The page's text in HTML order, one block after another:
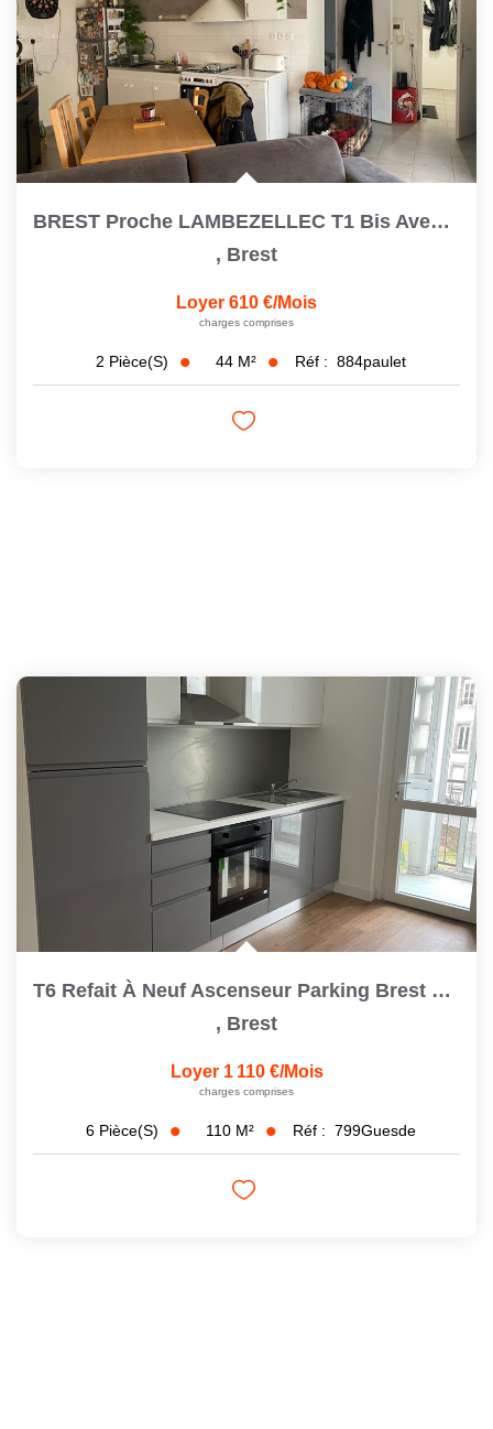
BREST Proche LAMBEZELLEC T1 Bis Avec Cour Privative
, Brest
Loyer 610 €/mois
charges comprises
2 Pièce(s) 44 M² Réf : 884paulet
T6 Refait À Neuf Ascenseur Parking Brest Saint Michel
, Brest
Loyer 1 110 €/mois
charges comprises
6 Pièce(s) 110 M² Réf : 799Guesde